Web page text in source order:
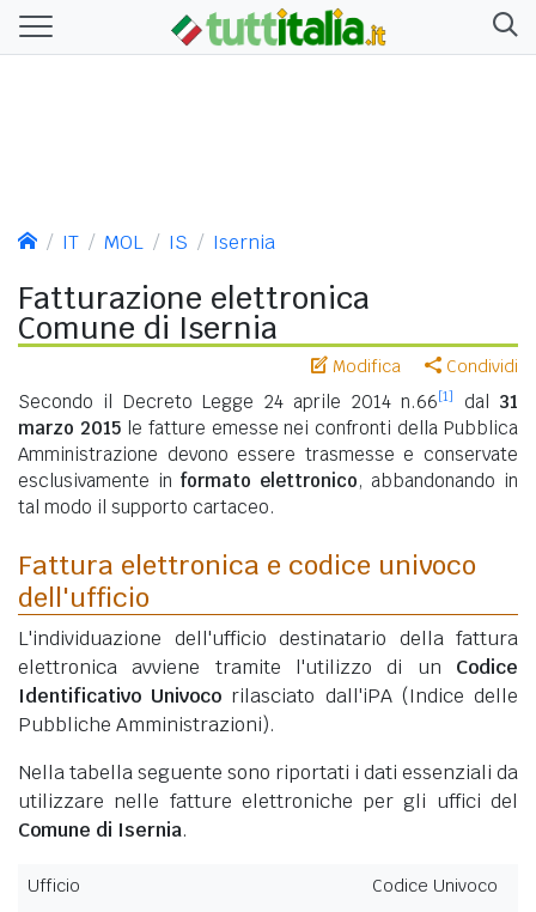
IT MOL IS Isernia
Fatturazione elettronica
Comune di Isernia
Modifica Condividi
Secondo il Decreto Legge 24 aprile 2014 n.66[1] dal 31
marzo 2015le fatture emesse nei confronti della Pubblica
Amministrazione devono essere trasmesse e conservate
esclusivamente in formato elettronico, abbandonando in
tal modo il supporto cartaceo.
Fattura elettronica e codice univoco
dell'ufficio
L'individuazione dell'ufficio destinatario della fattura
elettronica avviene tramite l'utilizzo di un Codice
Identificativo Univoco rilasciato dall'iPA (Indice delle
Pubbliche Amministrazioni).
Nella tabella seguente sono riportati i dati essenziali da
utilizzare nelle fatture elettroniche per gli uffici del
Comune di Isernia.
Ufficio Codice Univoco